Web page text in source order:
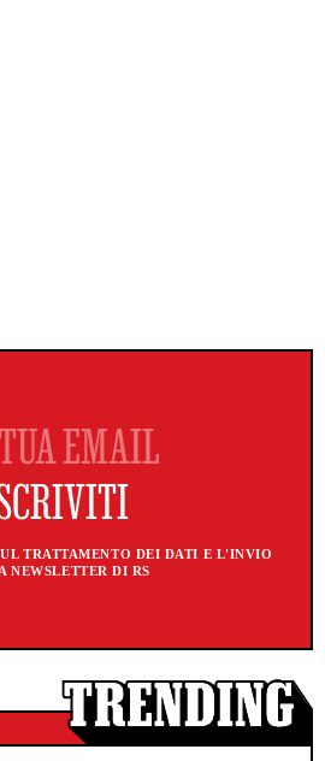
TRATTAMENTO DEI DATI E L'INVIO
NEWSLETTER DI RS